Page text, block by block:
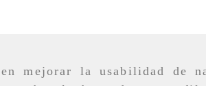
mejorar la usabilidad de